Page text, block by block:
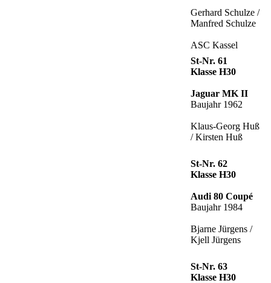
Gerhard Schulze /
Manfred Schulze
ASC Kassel
St-Nr. 61
Klasse H30
Jaguar MK II
Baujahr 1962
Klaus-Georg Huß
/ Kirsten Huß
St-Nr. 62
Klasse H30
Audi 80 Coupé
Baujahr 1984
Bjarne Jürgens /
Kjell Jürgens
St-Nr. 63
Klasse H30